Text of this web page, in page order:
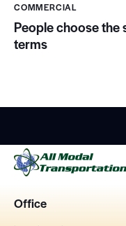
COMMERCIAL
People choose the
terms
Office